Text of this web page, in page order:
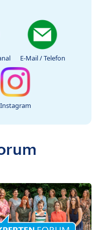
E-Mail / Telefon
Instagram